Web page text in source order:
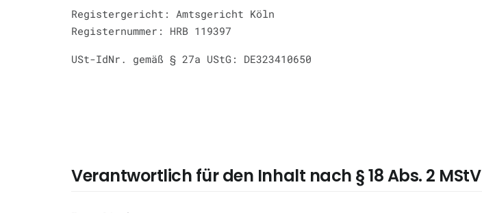
Registergericht: Amtsgericht Köln
Registernummer: HRB 119397
USt-IdNr. gemäß § 27a UStG: DE323410650
Verantwortlich für den Inhalt nach § 18 Abs. 2 MStV